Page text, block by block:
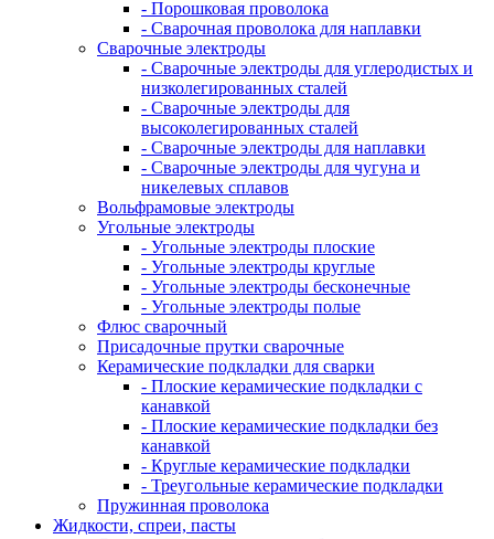
- Порошковая проволока
- Сварочная проволока для наплавки
Сварочные электроды
- Сварочные электроды для углеродистых и
низколегированных сталей
- Сварочные электроды для
высоколегированных сталей
- Сварочные электроды для наплавки
- Сварочные электроды для чугуна и
никелевых сплавов
Вольфрамовые электроды
Угольные электроды
- Угольные электроды плоские
- Угольные электроды круглые
- Угольные электроды бесконечные
- Угольные электроды полые
Флюс сварочный
Присадочные прутки сварочные
Керамические подкладки для сварки
- Плоские керамические подкладки с
канавкой
- Плоские керамические подкладки без
канавкой
- Круглые керамические подкладки
- Треугольные керамические подкладки
Пружинная проволока
Жидкости, спреи, пасты